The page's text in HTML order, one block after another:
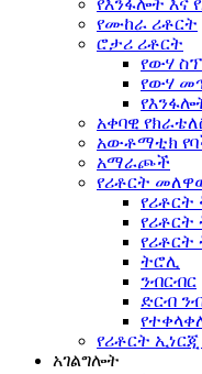
የእንፋሎት እና
የሙከራ ሪቶርት
ሮታሪ ሪቶርት
የውሃ
የውሃ
አቀባዊ
አውቶማቲክ
አማራጮች
የሪቶርት
የሪቶርት
የሪቶርት
ትሮሊ
ንብርብር
ድርብ
የሪቶርት
አገልግሎት